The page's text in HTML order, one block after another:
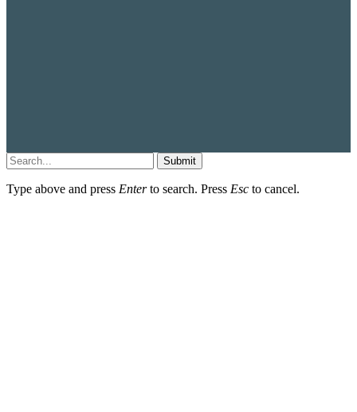
Submit
Type above and press Enterto search. Press Esc to cancel.